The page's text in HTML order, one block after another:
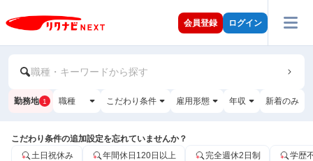
会員登録 ログイン
職種・キーワードから探す
勤務地 1 職種 こだわり条件 雇用形態 年収 新着のみ
こだわり条件の追加設定を忘れていませんか？
土日祝休み
年間休日120日以上 完全週休2日制 学歴